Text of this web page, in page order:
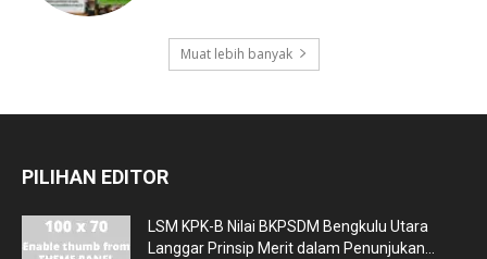
Muat lebih banyak
PILIHAN EDITOR
LSM KPK-B Nilai BKPSDM Bengkulu Utara
Langgar Prinsip Merit dalam Penunjukan...